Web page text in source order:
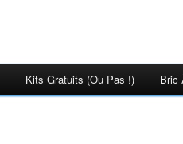
Kits Gratuits (ou Pas !) Bric